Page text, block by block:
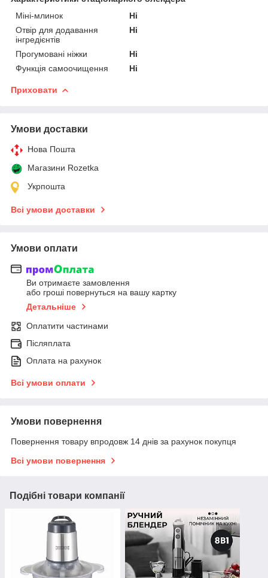
Міні-млинок
Ні
Отвір для додавання
інгредієнтів
Ні
Прогумовані ніжки
Ні
Функція самоочищення
Ні
Приховати
Умови доставки
Нова Пошта
Магазини Rozetka
Укрпошта
Всі умови доставки
Умови оплати
Ви отримаєте замовлення
або гроші повернуться на вашу картку
Детальніше
Оплатити частинами
Післяплата
Оплата на рахунок
Всі умови оплати
Умови повернення
Повернення товару впродовж 14 днів за рахунок покупця
Всі умови повернення
Подібні товари компанії